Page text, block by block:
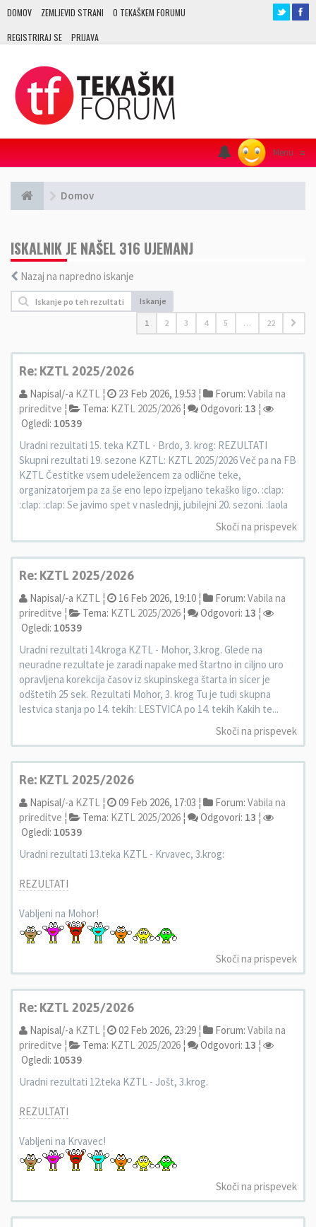
DOMOV ZEMLJEVID STRANI O TEKAŠKEM FORUMU
REGISTRIRAJ SE PRIJAVA
Menu ≡
Domov
ISKALNIK JE NAŠEL 316 UJEMANJ
Nazaj na napredno iskanje
Iskanje
1 2 3 4 5 … 22
Re: KZTL 2025/2026
Napisal/-a KZTL ¦ 23 Feb 2026, 19:53 ¦ Forum: Vabila na
prireditve ¦ Tema: KZTL 2025/2026 ¦ Odgovori: 13 ¦
Ogledi: 10539
Uradni rezultati 15. teka KZTL - Brdo, 3. krog: REZULTATI
Skupni rezultati 19. sezone KZTL: KZTL 2025/2026 Več pa na FB
KZTL Čestitke vsem udeležencem za odlične teke,
organizatorjem pa za še eno lepo izpeljano tekaško ligo. :clap:
:clap: :clap: Se javimo spet v naslednji, jubilejni 20. sezoni. :laola
Skoči na prispevek
Re: KZTL 2025/2026
Napisal/-a KZTL ¦ 16 Feb 2026, 19:10 ¦ Forum: Vabila na
prireditve ¦ Tema: KZTL 2025/2026 ¦ Odgovori: 13 ¦
Ogledi: 10539
Uradni rezultati 14.kroga KZTL - Mohor, 3.krog. Glede na
neuradne rezultate je zaradi napake med štartno in ciljno uro
opravljena korekcija časov iz skupinskega štarta in sicer je
odštetih 25 sek. Rezultati Mohor, 3. krog Tu je tudi skupna
lestvica stanja po 14. tekih: LESTVICA po 14. tekih Kakih te...
Skoči na prispevek
Re: KZTL 2025/2026
Napisal/-a KZTL ¦ 09 Feb 2026, 17:03 ¦ Forum: Vabila na
prireditve ¦ Tema: KZTL 2025/2026 ¦ Odgovori: 13 ¦
Ogledi: 10539
Uradni rezultati 13.teka KZTL - Krvavec, 3.krog:
REZULTATI
Vabljeni na Mohor!
Skoči na prispevek
Re: KZTL 2025/2026
Napisal/-a KZTL ¦ 02 Feb 2026, 23:29 ¦ Forum: Vabila na
prireditve ¦ Tema: KZTL 2025/2026 ¦ Odgovori: 13 ¦
Ogledi: 10539
Uradni rezultati 12.teka KZTL - Jošt, 3.krog.
REZULTATI
Vabljeni na Krvavec!
Skoči na prispevek